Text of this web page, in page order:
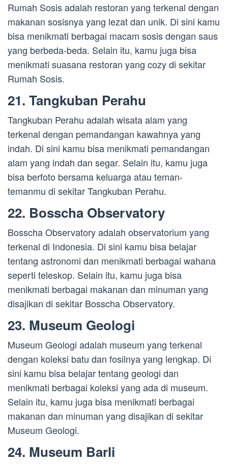
Rumah Sosis adalah restoran yang terkenal dengan
makanan sosisnya yang lezat dan unik. Di sini kamu
bisa menikmati berbagai macam sosis dengan saus
yang berbeda-beda. Selain itu, kamu juga bisa
menikmati suasana restoran yang cozy di sekitar
Rumah Sosis.
21. Tangkuban Perahu
Tangkuban Perahu adalah wisata alam yang
terkenal dengan pemandangan kawahnya yang
indah. Di sini kamu bisa menikmati pemandangan
alam yang indah dan segar. Selain itu, kamu juga
bisa berfoto bersama keluarga atau teman-
temanmu di sekitar Tangkuban Perahu.
22. Bosscha Observatory
Bosscha Observatory adalah observatorium yang
terkenal di Indonesia. Di sini kamu bisa belajar
tentang astronomi dan menikmati berbagai wahana
seperti teleskop. Selain itu, kamu juga bisa
menikmati berbagai makanan dan minuman yang
disajikan di sekitar Bosscha Observatory.
23. Museum Geologi
Museum Geologi adalah museum yang terkenal
dengan koleksi batu dan fosilnya yang lengkap. Di
sini kamu bisa belajar tentang geologi dan
menikmati berbagai koleksi yang ada di museum.
Selain itu, kamu juga bisa menikmati berbagai
makanan dan minuman yang disajikan di sekitar
Museum Geologi.
24. Museum Barli